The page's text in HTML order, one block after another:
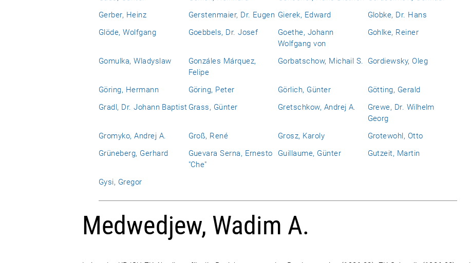
Gerber, Heinz
Gerstenmaier, Dr. Eugen Gierek, Edward
Globke, Dr. Hans
Glöde, Wolfgang
Goebbels, Dr. Josef
Goethe, Johann
Wolfgang von
Gohlke, Reiner
Gomulka, Wladyslaw
Gonzáles Márquez,
Felipe
Gorbatschow, Michail S. Gordiewsky, Oleg
Göring, Hermann Göring, Peter Görlich, Günter
Götting, Gerald
Gradl, Dr. Johann Baptist Grass, Günter Gretschkow, Andrej A.
Grewe, Dr. Wilhelm
Georg
Gromyko, Andrej A.
Groß, René Grosz, Karoly
Grotewohl, Otto
Grüneberg, Gerhard
Guevara Serna, Ernesto
"Che"
Guillaume, Günter Gutzeit, Martin
Gysi, Gregor
Medwedjew, Wadim A.